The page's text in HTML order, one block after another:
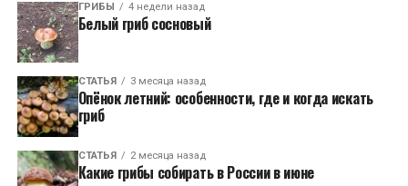
ГРИБЫ 4 недели назад
Белый гриб сосновый
СТАТЬЯ 3 месяца назад
Опёнок летний: особенности, где и когда искать
гриб
СТАТЬЯ 2 месяца назад
Какие грибы собирать в России в июне